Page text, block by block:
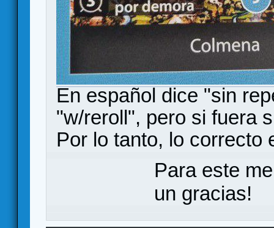
En español dice "sin
"w/reroll", pero si fuera
Por lo tanto, lo correcto
Para este
un gracias!